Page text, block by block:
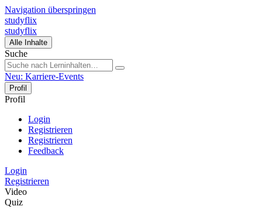
Navigation überspringen
studyflix
studyflix
Alle Inhalte
Suche
Neu: Karriere-Events
Profil
Profil
Login
Registrieren
Registrieren
Feedback
Login
Registrieren
Video
Quiz